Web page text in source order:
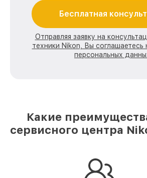
Бесплатная
Отправляя заявку на
техники Nikon, Вы соглашаетесь
персональных
Какие
сервисного центра